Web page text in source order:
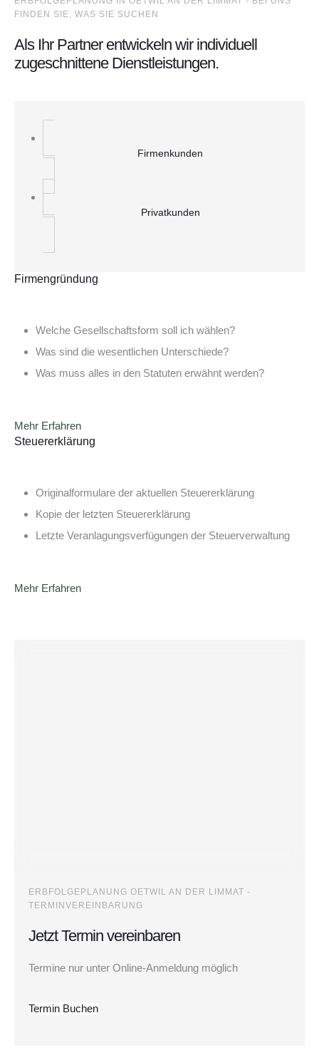
FINDEN SIE, WAS SIE SUCHEN
Als Ihr Partner entwickeln wir individuell
zugeschnittene Dienstleistungen.
Firmenkunden
Privatkunden
Firmengründung
Welche Gesellschaftsform soll ich wählen?
Was sind die wesentlichen Unterschiede?
Was muss alles in den Statuten erwähnt werden?
Mehr Erfahren
Steuererklärung
Originalformulare der aktuellen Steuererklärung
Kopie der letzten Steuererklärung
Letzte Veranlagungsverfügungen der Steuerverwaltung
Mehr Erfahren
ERBFOLGEPLANUNG OETWIL AN DER LIMMAT -
TERMINVEREINBARUNG
Jetzt Termin vereinbaren
Termine nur unter Online-Anmeldung möglich
Termin Buchen